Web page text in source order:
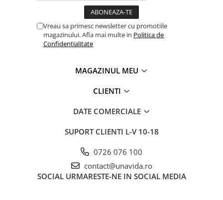
Vreau sa primesc newsletter cu promotiile
magazinului. Afla mai multe in Politica de
Confidentialitate
MAGAZINUL MEU
CLIENTI
DATE COMERCIALE
SUPORT CLIENTI L-V 10-18
0726 076 100
contact@unavida.ro
SOCIAL URMARESTE-NE IN SOCIAL MEDIA